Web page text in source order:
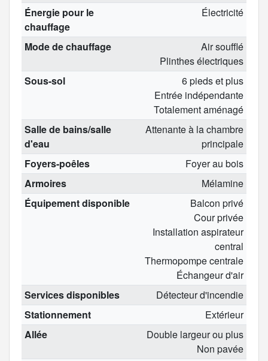
Énergie pour le
chauffage
Électricité
Mode de chauffage
Air soufflé
Plinthes électriques
Sous-sol
6 pieds et plus
Entrée indépendante
Totalement aménagé
Salle de bains/salle
d'eau
Attenante à la chambre
principale
Foyers-poêles
Foyer au bois
Armoires
Mélamine
Équipement disponible
Balcon privé
Cour privée
Installation aspirateur
central
Thermopompe centrale
Échangeur d'air
Services disponibles
Détecteur d'incendie
Stationnement
Extérieur
Allée
Double largeur ou plus
Non pavée